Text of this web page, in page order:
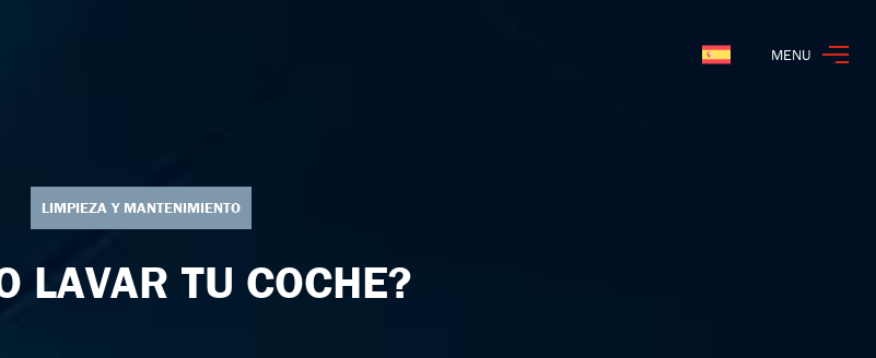
MENU
LIMPIEZA Y MANTENIMIENTO
LAVAR TU COCHE?